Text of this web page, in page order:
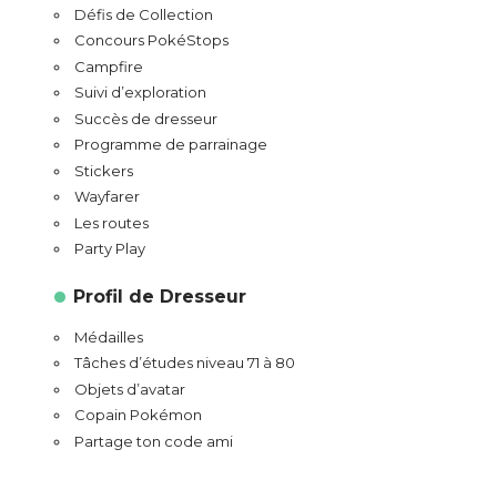
Défis de Collection
Concours PokéStops
Campfire
Suivi d’exploration
Succès de dresseur
Programme de parrainage
Stickers
Wayfarer
Les routes
Party Play
Profil de Dresseur
Médailles
Tâches d’études niveau 71 à 80
Objets d’avatar
Copain Pokémon
Partage ton code ami